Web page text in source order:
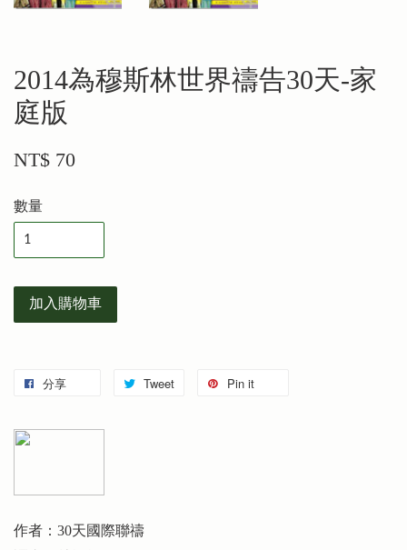
2014為穆斯林世界禱告30天-家
庭版
NT$ 70
數量
加入購物車
分享 Tweet Pin it
作者：30天國際聯禱